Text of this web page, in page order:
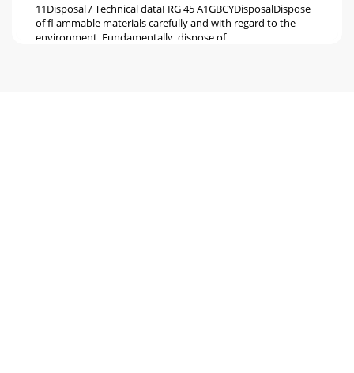
11Disposal / Technical dataFRG 45 A1GBCYDisposalDispose
of ﬂ ammable materials carefully and with regard to the
environment. Fundamentally, dispose of